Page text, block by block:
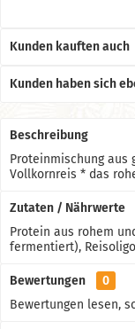
Kunden kauften auch
Kunden haben sich
Beschreibung
Proteinmischung
Vollkornreis * das
Zutaten / Nährwerte
Protein aus rohem
fermentiert),
Bewertungen
0
Bewertungen lesen,